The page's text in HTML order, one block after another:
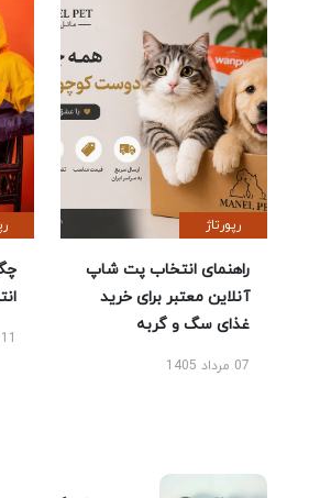
رپورتاژ
راهنمای انتخاب پت شاپ
آنلاین معتبر برای خرید
غذای سگ و گربه
07 مرداد 1405
11 مرداد 1405